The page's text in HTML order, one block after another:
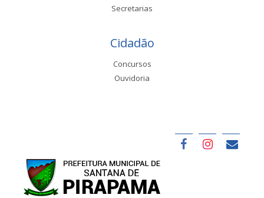
Secretarias
Cidadão
Concursos
Ouvidoria